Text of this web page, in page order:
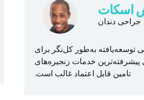
اسکات
جراحی دندان
توسعه‌یافته به‌طور کل‌نگر برای
پیشرفته‌ترین خدمات زنجیره‌های
تامین قابل اعتماد غالب است.